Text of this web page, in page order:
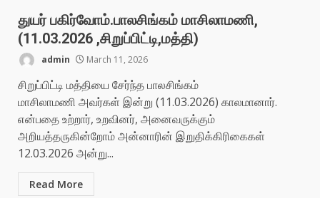
துயர் பகிர்வோம்.பாலசிங்கம் மாசிலாமணி,
(11.03.2026 ,சிறுப்பிட்டி,மத்தி)
admin March 11, 2026
சிறுப்பிட்டி மத்தியை சேர்ந்த பாலசிங்கம்
மாசிலாமணி அவர்கள் இன்று (11.03.2026) காலமானார்.
என்பதை உற்றார், உறவினர், அனைவருக்கும்
அறியத்தருகின்றோம் அன்னாரின் இறுதிக்கிரிகைகள்
12.03.2026 அன்று...
Read More